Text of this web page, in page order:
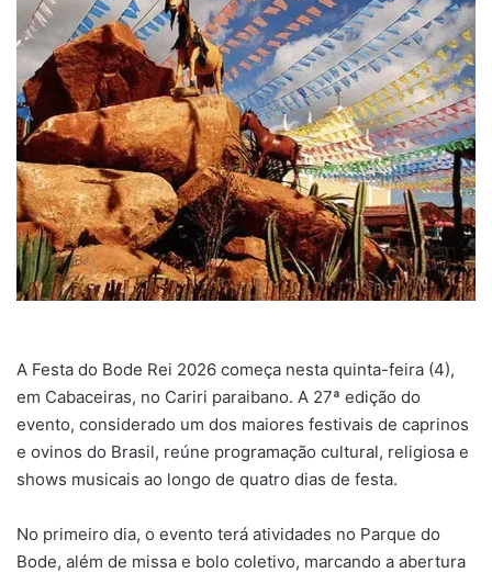
A Festa do Bode Rei 2026 começa nesta quinta-feira (4),
em Cabaceiras, no Cariri paraibano. A 27ª edição do
evento, considerado um dos maiores festivais de caprinos
e ovinos do Brasil, reúne programação cultural, religiosa e
shows musicais ao longo de quatro dias de festa.
No primeiro dia, o evento terá atividades no Parque do
Bode, além de missa e bolo coletivo, marcando a abertura